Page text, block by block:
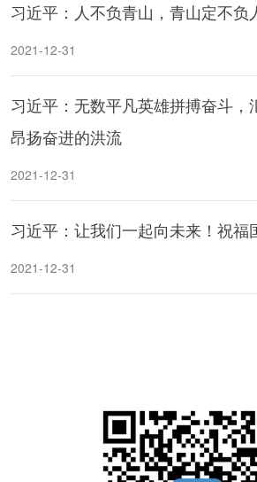
习近平：人不负青山，青山定不负
2021-12-31
习近平：无数平凡英雄拼搏奋斗，
昂扬奋进的洪流
2021-12-31
习近平：让我们一起向未来！祝福
2021-12-31